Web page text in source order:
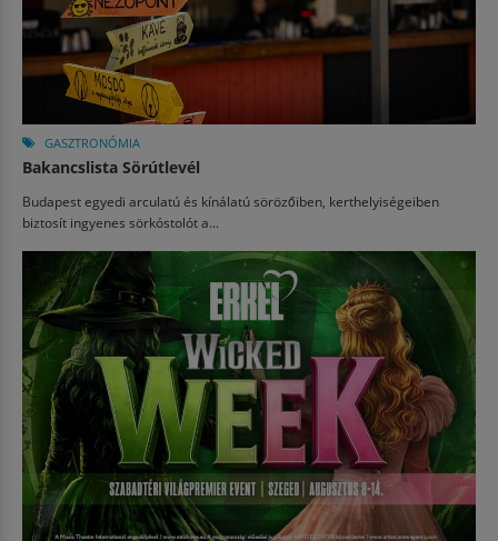
GASZTRONÓMIA
Bakancslista Sörútlevél
Budapest egyedi arculatú és kínálatú sörözőiben, kerthelyiségeiben
biztosít ingyenes sörkóstolót a...